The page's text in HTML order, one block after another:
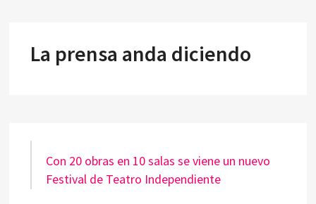
La prensa anda diciendo
Con 20 obras en 10 salas se viene un nuevo
Festival de Teatro Independiente